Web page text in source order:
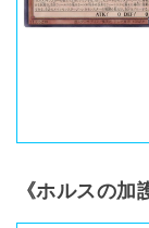
《ホルスの加